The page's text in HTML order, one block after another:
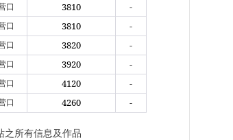
口 3810 -
口 3810 -
口 3820 -
口 3920 -
口 4120 -
口 4260 -
之所有信息及作品